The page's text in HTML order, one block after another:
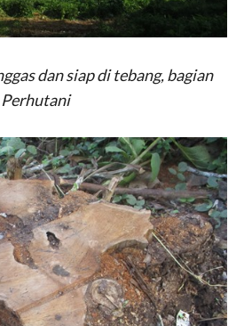
dan siap di tebang, bagian